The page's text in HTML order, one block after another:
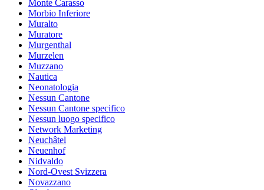
Monte Carasso
Morbio Inferiore
Muralto
Muratore
Murgenthal
Murzelen
Muzzano
Nautica
Neonatologia
Nessun Cantone
Nessun Cantone specifico
Nessun luogo specifico
Network Marketing
Neuchâtel
Neuenhof
Nidvaldo
Nord-Ovest Svizzera
Novazzano